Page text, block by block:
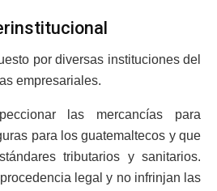
por diversas instituciones del
empresariales.
las mercancías para
para los guatemaltecos y que
tributarios y sanitarios.
legal y no infrinjan las